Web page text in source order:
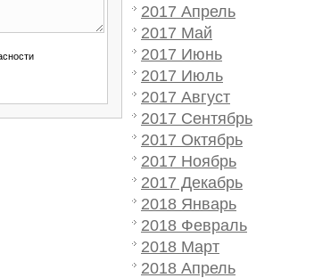
2017 Апрель
2017 Май
2017 Июнь
2017 Июль
2017 Август
2017 Сентябрь
2017 Октябрь
2017 Ноябрь
2017 Декабрь
2018 Январь
2018 Февраль
2018 Март
2018 Апрель